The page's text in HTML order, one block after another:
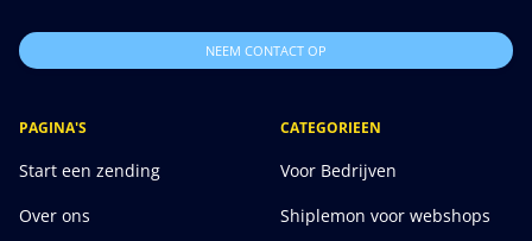
NEEM CONTACT OP
PAGINA'S
Start een zending
Over ons
CATEGORIEEN
Voor Bedrijven
Shiplemon voor webshops